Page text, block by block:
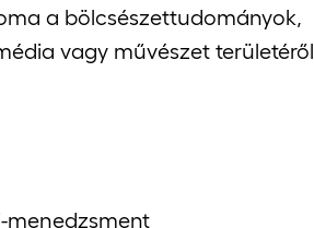
a bölcsészettudományok,
vagy művészet területéről